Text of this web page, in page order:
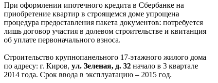
При оформлении ипотечного кредита в Сбербанке на
приобретение квартир в строящемся доме упрощена
процедура предоставления пакета документов: потребуется
лишь договор участия в долевом строительстве и квитанция
об уплате первоначального взноса.
Строительство крупнопанельного 17-этажного жилого дома
по адресу: г. Киров, ул. Зеленая, д. 32 начало в 3 квартале
2014 года. Срок ввода в эксплуатацию – 2015 год.